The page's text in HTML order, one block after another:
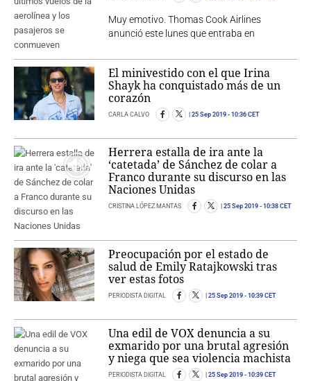
Muy emotivo. Thomas Cook Airlines
anunció este lunes que entraba en
El minivestido con el que Irina
Shayk ha conquistado más de un
corazón
CARLA CALVO 25 Sep 2019 - 10:36 CET
Herrera estalla de ira ante la
‘catetada’ de Sánchez de colar a
Franco durante su discurso en las
Naciones Unidas
CRISTINA LÓPEZ MANTAS 25 Sep 2019 - 10:38 CET
Preocupación por el estado de
salud de Emily Ratajkowski tras
ver estas fotos
PERIODISTA DIGITAL 25 Sep 2019 - 10:39 CET
Una edil de VOX denuncia a su
exmarido por una brutal agresión
y niega que sea violencia machista
PERIODISTA DIGITAL 25 Sep 2019 - 10:39 CET